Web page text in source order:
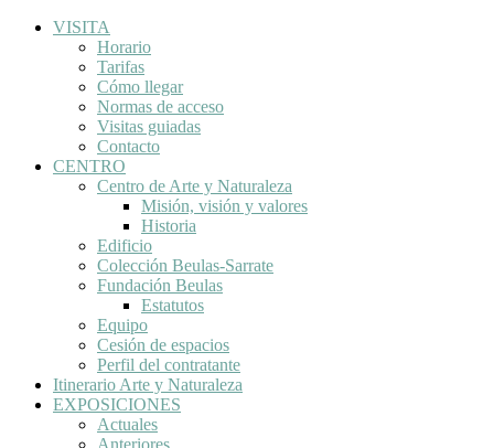
VISITA
Horario
Tarifas
Cómo llegar
Normas de acceso
Visitas guiadas
Contacto
CENTRO
Centro de Arte y Naturaleza
Misión, visión y valores
Historia
Edificio
Colección Beulas-Sarrate
Fundación Beulas
Estatutos
Equipo
Cesión de espacios
Perfil del contratante
Itinerario Arte y Naturaleza
EXPOSICIONES
Actuales
Anteriores